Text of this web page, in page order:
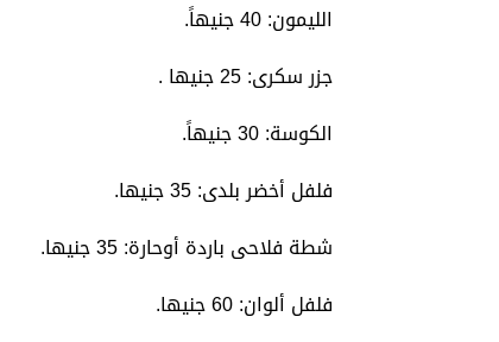
الليمون: 40 جنيهاً.
جزر سكرى: 25 جنيها .
الكوسة: 30 جنيهاً.
فلفل أخضر بلدى: 35 جنيها.
شطة فلاحى باردة أوحارة: 35 جنيها.
فلفل ألوان: 60 جنيها.